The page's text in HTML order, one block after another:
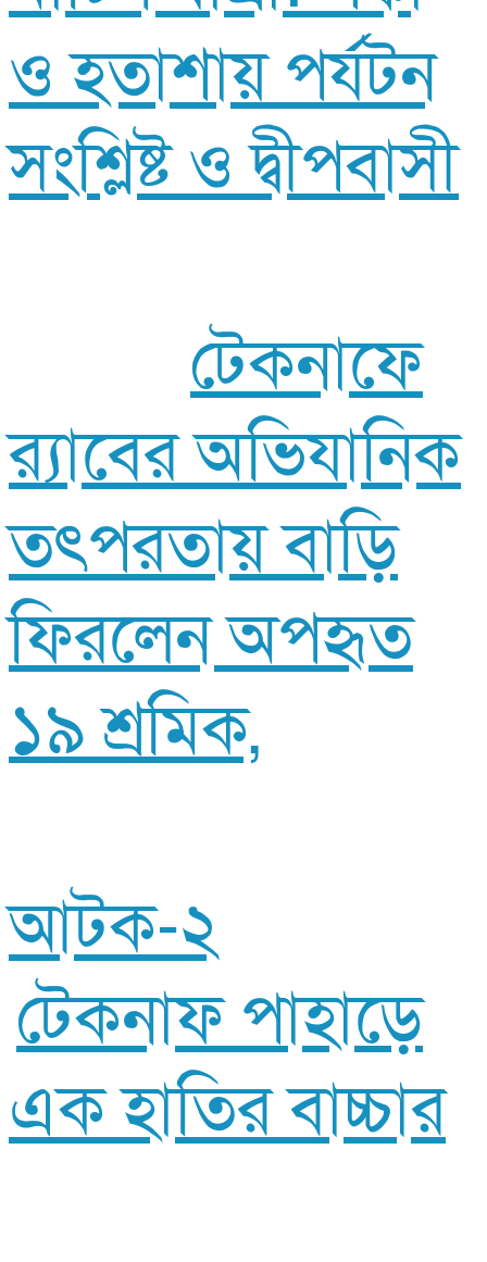
ও হতাশায় পর্যটন
সংশ্লিষ্ট ও দ্বীপবাসী
টেকনাফে
র‍্যাবের অভিযানিক
তৎপরতায় বাড়ি
ফিরলেন অপহৃত
১৯ শ্রমিক,
আটক-২
টেকনাফ পাহাড়ে
এক হাতির বাচ্চার